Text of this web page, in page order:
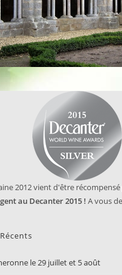
2012 vient d'être
au Decanter 2015 ! A vous
le 29 juillet et 5 août